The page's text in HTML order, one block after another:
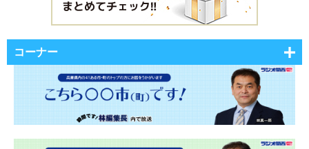
コーナー